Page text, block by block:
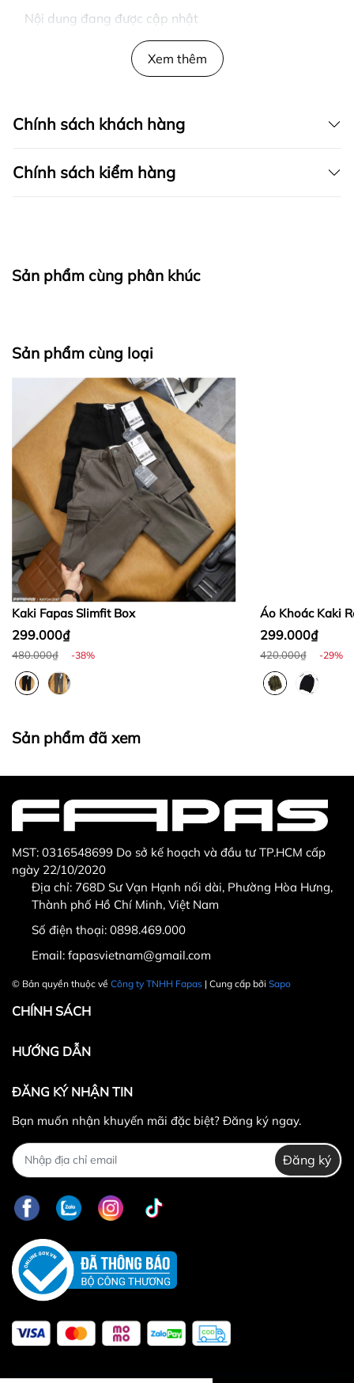
Nội dung đang được cập nhật
Xem thêm
Chính sách khách hàng
Chính sách kiểm hàng
Bước 1:
Bước 2:
Bước 3:
Thừa/ thiếu sản phẩm
Sản phẩm bị hư hỏng khi nhìn bằng mắt thường
Hotline CSKH: 090 376 9205
Thời gian: Thứ Hai đến Thứ Bảy, từ 8h30 đến 17h.
Fanpage:
FACEBOOK.COM/FAPAS.VN
Sản phẩm cùng phân khúc
Sản phẩm cùng loại
Kaki Fapas Slimfit Box
299.000₫
480.000₫ -38%
Áo Khoác Kaki
299.000₫
420.000₫ -29%
Sản phẩm đã xem
MST: 0316548699 Do sở kế hoạch và đầu tư TP.HCM cấp
ngày 22/10/2020
Địa chỉ: 768D Sư Vạn Hạnh nối dài, Phường Hòa Hưng,
Thành phố Hồ Chí Minh, Việt Nam
Số điện thoại: 0898.469.000
Email: fapasvietnam@gmail.com
© Bản quyền thuộc về Công ty TNHH Fapas | Cung cấp bởi Sapo
CHÍNH SÁCH
HƯỚNG DẪN
ĐĂNG KÝ NHẬN TIN
Bạn muốn nhận khuyến mãi đặc biệt? Đăng ký ngay.
Đăng ký